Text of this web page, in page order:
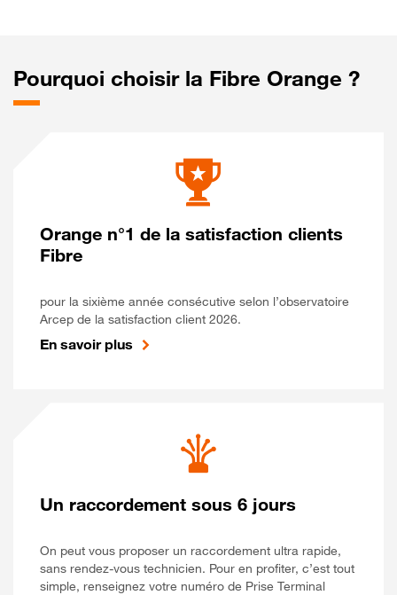
Pourquoi choisir la Fibre Orange ?
Orange n°1 de la satisfaction clients
Fibre
pour la sixième année consécutive selon l’observatoire
Arcep de la satisfaction client 2026.
En savoir plus
Un raccordement sous 6 jours
On peut vous proposer un raccordement ultra rapide,
sans rendez-vous technicien. Pour en profiter, c’est tout
simple, renseignez votre numéro de Prise Terminal